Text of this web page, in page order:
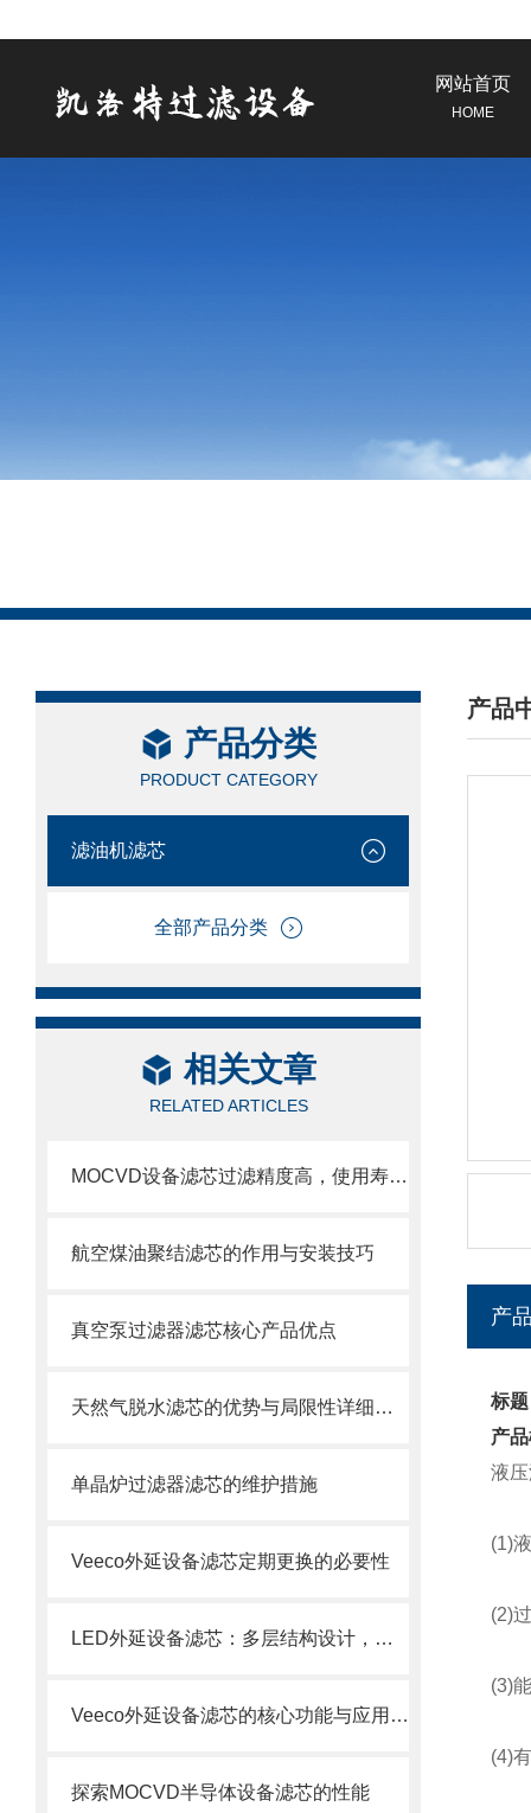
网站首页
HOME
产品分类
PRODUCT CATEGORY
滤油机滤芯
全部产品分类
相关文章
RELATED ARTICLES
MOCVD设备滤芯过滤精度高，使用寿命长
航空煤油聚结滤芯的作用与安装技巧
真空泵过滤器滤芯核心产品优点
天然气脱水滤芯的优势与局限性详细分析
单晶炉过滤器滤芯的维护措施
Veeco外延设备滤芯定期更换的必要性
LED外延设备滤芯：多层结构设计，层层过滤防护
Veeco外延设备滤芯的核心功能与应用场景
探索MOCVD半导体设备滤芯的性能
产品
/
产
标
产
液
(1)液
(2)
(3)
(4)